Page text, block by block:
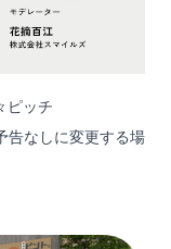
ピッチ
告なしに変更する場